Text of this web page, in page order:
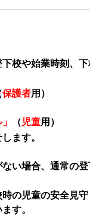
校や始業時刻、
保護者用）
（ 児童用）
ます。
い場合、通常の登
の児童の安全見
す。